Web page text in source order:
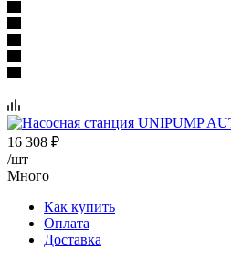
16 308 ₽
/шт
Много
Как купить
Оплата
Доставка